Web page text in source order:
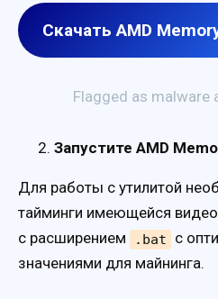
Скачать AMD
Flagged as malware
Запустите AMD
Для работы с утилитой
тайминги имеющейся
с расширением
.bat
с
значениями для майнинга.